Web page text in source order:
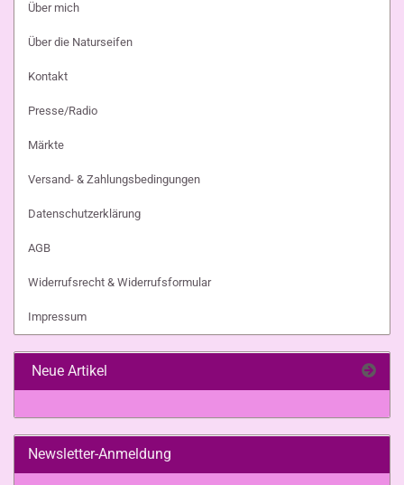
Über mich
Über die Naturseifen
Kontakt
Presse/Radio
Märkte
Versand- & Zahlungsbedingungen
Datenschutzerklärung
AGB
Widerrufsrecht & Widerrufsformular
Impressum
Neue Artikel
Newsletter-Anmeldung